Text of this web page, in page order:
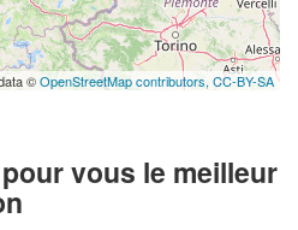
©OpenStreetMap contributors, CC-BY-SA
vous le meilleur